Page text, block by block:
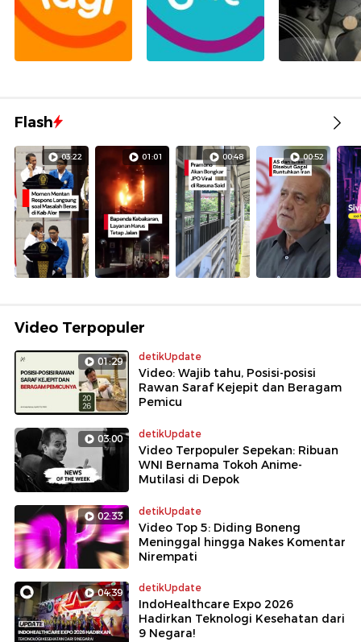
Flash
03:22 01:01 00:48 00:52
Video Terpopuler
01:29 detikUpdate
Video: Wajib tahu, Posisi-posisi
Rawan Saraf Kejepit dan Beragam
Pemicu
03:00 detikUpdate
Video Terpopuler Sepekan: Ribuan
WNI Bernama Tokoh Anime-
Mutilasi di Depok
02:33 detikUpdate
Video Top 5: Diding Boneng
Meninggal hingga Nakes Komentar
Nirempati
04:39 detikUpdate
IndoHealthcare Expo 2026
Hadirkan Teknologi Kesehatan dari
9 Negara!